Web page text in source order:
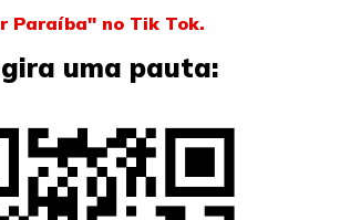
Paraíba" no Tik Tok.
uma pauta: